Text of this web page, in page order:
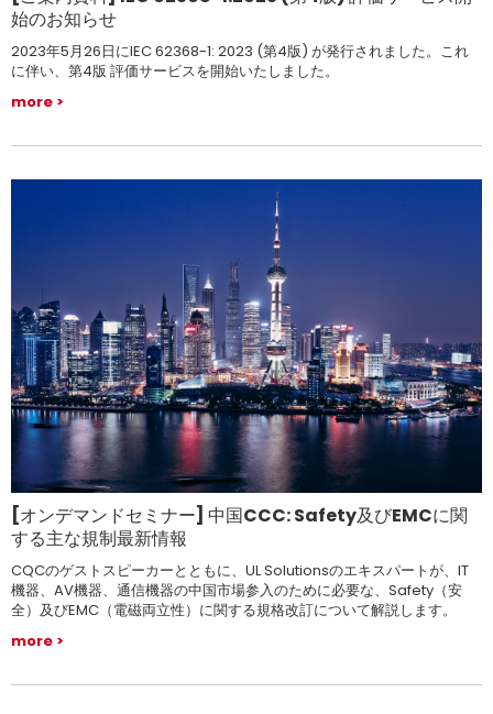
始のお知らせ
2023年5月26日にIEC 62368-1: 2023 (第4版) が発行されました。これ
に伴い、第4版 評価サービスを開始いたしました。
more
[オンデマンドセミナー] 中国CCC: Safety及びEMCに関
する主な規制最新情報
CQCのゲストスピーカーとともに、UL Solutionsのエキスパートが、IT
機器、AV機器、通信機器の中国市場参入のために必要な、Safety（安
全）及びEMC（電磁両立性）に関する規格改訂について解説します。
more